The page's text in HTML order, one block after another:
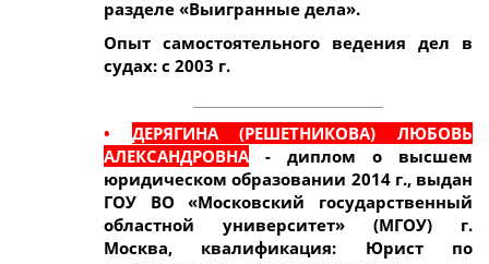
разделе «Выигранные дела».
Опыт самостоятельного ведения дел в
судах: с 2003 г.
• ДЕРЯГИНА (РЕШЕТНИКОВА) ЛЮБОВЬ
АЛЕКСАНДРОВНА
- диплом о высшем
юридическом образовании 2014 г., выдан
ГОУ ВО «Московский государственный
областной университет» (МГОУ) г.
Москва, квалификация: Юрист по